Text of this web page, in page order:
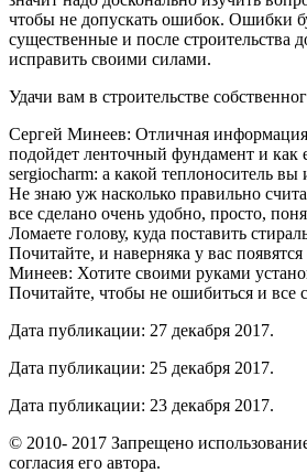
чтобы не допускать ошибок. Ошибки
существенные и после строительства
исправить своими силами.
Удачи вам в строительстве
Сергей Минеев: Отличная
подойдет ленточный фундамент и как
sergiocharm: а какой теплоноситель вы
Не знаю уж насколько правильно
все сделано очень удобно, просто,
Ломаете голову, куда поставить
Почитайте, и наверняка у вас
Минеев: Хотите своими руками
Почитайте, чтобы не ошибиться и все
Дата публикации: 27 декабря 2017.
Дата публикации: 25 декабря 2017.
Дата публикации: 23 декабря 2017.
© 2010- 2017 Запрещено
согласия его автора.